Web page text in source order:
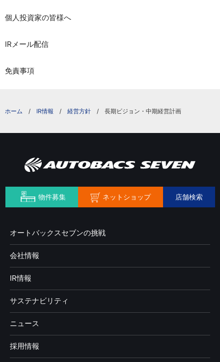
個人投資家の皆様へ
IRメール配信
免責事項
IR情報 経営方針 長期ビジョン・中期経営計画
物件募集 ネットショップ 店舗検索
オートバックスセブンの挑戦
会社情報
IR情報
サステナビリティ
ニュース
採用情報